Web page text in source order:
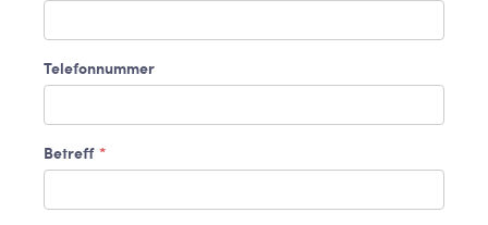
Telefonnummer
Betreff *